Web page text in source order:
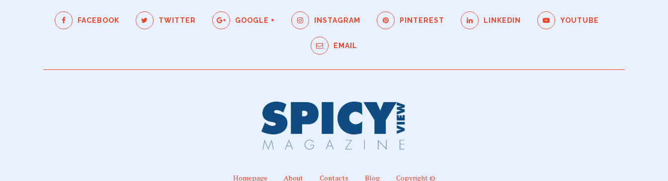
FACEBOOK TWITTER GOOGLE + INSTAGRAM PINTEREST LINKEDIN YOUTUBE
EMAIL
Homepage About Contacts Blog Copyright ©